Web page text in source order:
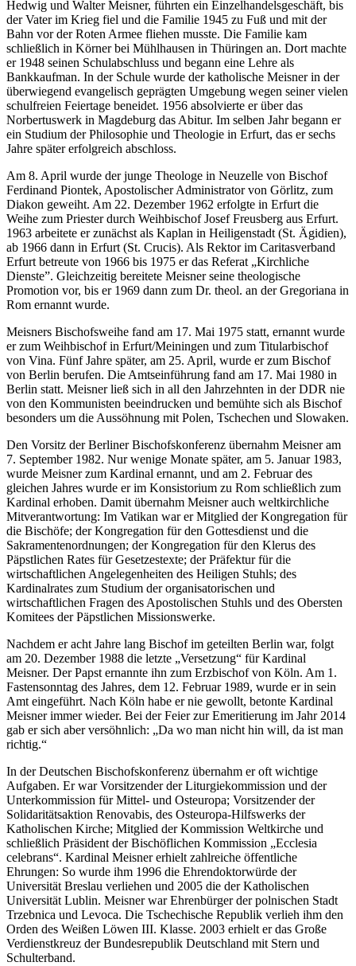
Hedwig und Walter Meisner, führten ein Einzelhandelsgeschäft, bis
der Vater im Krieg fiel und die Familie 1945 zu Fuß und mit der
Bahn vor der Roten Armee fliehen musste. Die Familie kam
schließlich in Körner bei Mühlhausen in Thüringen an. Dort machte
er 1948 seinen Schulabschluss und begann eine Lehre als
Bankkaufman. In der Schule wurde der katholische Meisner in der
überwiegend evangelisch geprägten Umgebung wegen seiner vielen
schulfreien Feiertage beneidet. 1956 absolvierte er über das
Norbertuswerk in Magdeburg das Abitur. Im selben Jahr begann er
ein Studium der Philosophie und Theologie in Erfurt, das er sechs
Jahre später erfolgreich abschloss.
Am 8. April wurde der junge Theologe in Neuzelle von Bischof
Ferdinand Piontek, Apostolischer Administrator von Görlitz, zum
Diakon geweiht. Am 22. Dezember 1962 erfolgte in Erfurt die
Weihe zum Priester durch Weihbischof Josef Freusberg aus Erfurt.
1963 arbeitete er zunächst als Kaplan in Heiligenstadt (St. Ägidien),
ab 1966 dann in Erfurt (St. Crucis). Als Rektor im Caritasverband
Erfurt betreute von 1966 bis 1975 er das Referat „Kirchliche
Dienste”. Gleichzeitig bereitete Meisner seine theologische
Promotion vor, bis er 1969 dann zum Dr. theol. an der Gregoriana in
Rom ernannt wurde.
Meisners Bischofsweihe fand am 17. Mai 1975 statt, ernannt wurde
er zum Weihbischof in Erfurt/Meiningen und zum Titularbischof
von Vina. Fünf Jahre später, am 25. April, wurde er zum Bischof
von Berlin berufen. Die Amtseinführung fand am 17. Mai 1980 in
Berlin statt. Meisner ließ sich in all den Jahrzehnten in der DDR nie
von den Kommunisten beeindrucken und bemühte sich als Bischof
besonders um die Aussöhnung mit Polen, Tschechen und Slowaken.
Den Vorsitz der Berliner Bischofskonferenz übernahm Meisner am
7. September 1982. Nur wenige Monate später, am 5. Januar 1983,
wurde Meisner zum Kardinal ernannt, und am 2. Februar des
gleichen Jahres wurde er im Konsistorium zu Rom schließlich zum
Kardinal erhoben. Damit übernahm Meisner auch weltkirchliche
Mitverantwortung: Im Vatikan war er Mitglied der Kongregation für
die Bischöfe; der Kongregation für den Gottesdienst und die
Sakramentenordnungen; der Kongregation für den Klerus des
Päpstlichen Rates für Gesetzestexte; der Präfektur für die
wirtschaftlichen Angelegenheiten des Heiligen Stuhls; des
Kardinalrates zum Studium der organisatorischen und
wirtschaftlichen Fragen des Apostolischen Stuhls und des Obersten
Komitees der Päpstlichen Missionswerke.
Nachdem er acht Jahre lang Bischof im geteilten Berlin war, folgt
am 20. Dezember 1988 die letzte „Versetzung“ für Kardinal
Meisner. Der Papst ernannte ihn zum Erzbischof von Köln. Am 1.
Fastensonntag des Jahres, dem 12. Februar 1989, wurde er in sein
Amt eingeführt. Nach Köln habe er nie gewollt, betonte Kardinal
Meisner immer wieder. Bei der Feier zur Emeritierung im Jahr 2014
gab er sich aber versöhnlich: „Da wo man nicht hin will, da ist man
richtig.“
In der Deutschen Bischofskonferenz übernahm er oft wichtige
Aufgaben. Er war Vorsitzender der Liturgiekommission und der
Unterkommission für Mittel- und Osteuropa; Vorsitzender der
Solidaritätsaktion Renovabis, des Osteuropa-Hilfswerks der
Katholischen Kirche; Mitglied der Kommission Weltkirche und
schließlich Präsident der Bischöflichen Kommission „Ecclesia
celebrans“. Kardinal Meisner erhielt zahlreiche öffentliche
Ehrungen: So wurde ihm 1996 die Ehrendoktorwürde der
Universität Breslau verliehen und 2005 die der Katholischen
Universität Lublin. Meisner war Ehrenbürger der polnischen Stadt
Trzebnica und Levoca. Die Tschechische Republik verlieh ihm den
Orden des Weißen Löwen III. Klasse. 2003 erhielt er das Große
Verdienstkreuz der Bundesrepublik Deutschland mit Stern und
Schulterband.